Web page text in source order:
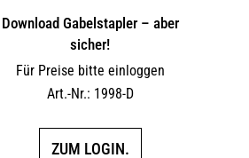
Download Gabelstapler – aber
sicher!
Für Preise bitte einloggen
Art.-Nr.: 1998-D
ZUM LOGIN.